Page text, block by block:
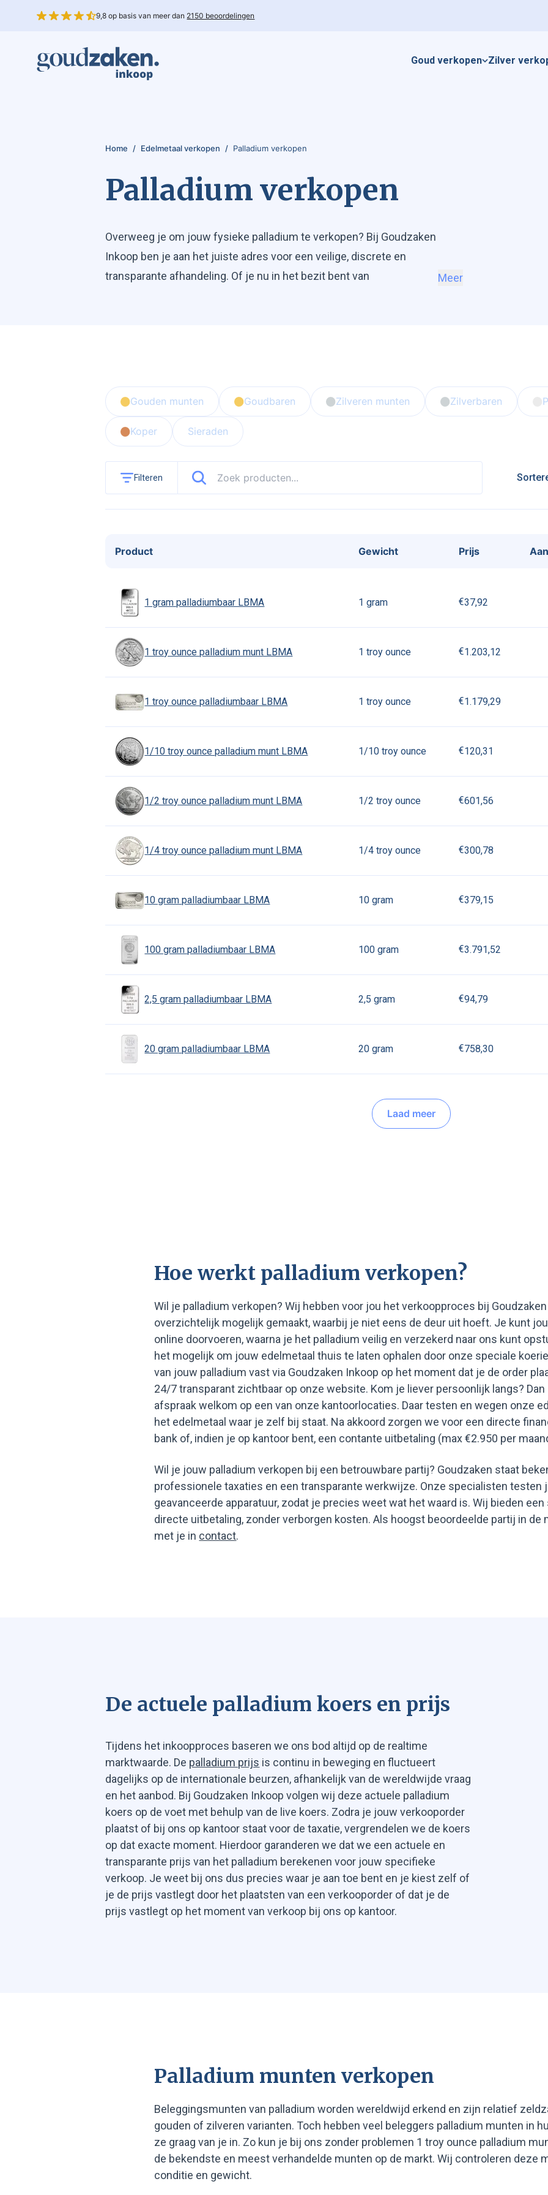
9,8 op basis van meer dan 2150 beoordelingen
Goud verkopen Zilver
Home / Edelmetaal verkopen / Palladium verkopen
Palladium verkopen
Overweeg je om jouw fysieke palladium te verkopen? Bij Goudzaken
Inkoop ben je aan het juiste adres voor een veilige, discrete en
transparante afhandeling. Of je nu in het bezit bent van
Meer
Gouden munten Goudbaren Zilveren munten Zilverbaren
Koper Sieraden
Filteren
Product Gewicht Prijs
1 gram palladiumbaar LBMA 1 gram €3
1
3
7
3
7
,9
1
9
2
1
2
1 troy ounce palladium munt LBMA 1 troy ounce €1
3
1
.2
3
2
0
3
0
3
2
3
,1
3
1
2
3
2
1 troy ounce palladiumbaar LBMA 1 troy ounce €1
5
1
.1
2
1
7
5
7
9
5
9
,2
2
2
9
5
1/10 troy ounce palladium munt LBMA 1/10 troy ounce €1
4
1
2
7
2
0
4
0
,3
7
3
1
4
1
1/2 troy ounce palladium munt LBMA 1/2 troy ounce €6
2
6
0
2
0
1
5
1
,5
5
5
6
2
6
1/4 troy ounce palladium munt LBMA 1/4 troy ounce €3
4
3
0
1
0
0
4
0
,7
1
7
8
1
8
10 gram palladiumbaar LBMA 10 gram €3
7
3
7
1
7
9
1
9
,1
7
1
5
1
5
100 gram palladiumbaar LBMA 100 gram €3
6
3
.7
9
7
9
9
9
1
6
1
,5
9
2
9
2,5 gram palladiumbaar LBMA 2,5 gram €9
9
9
4
9
4
,7
7
7
9
7
9
20 gram palladiumbaar LBMA 20 gram €7
9
5
7
8
7
,3
7
0
7
Laad meer
Hoe werkt palladium verkopen?
Wil je palladium verkopen? Wij hebben voor jou het verkoopproces bij
overzichtelijk mogelijk gemaakt, waarbij je niet eens de deur uit hoeft. Je kunt
online doorvoeren, waarna je het palladium veilig en verzekerd naar ons kunt
het mogelijk om jouw edelmetaal thuis te laten ophalen door onze speciale
van jouw palladium vast via Goudzaken Inkoop op het moment dat je de order
24/7 transparant zichtbaar op onze website. Kom je liever persoonlijk langs?
afspraak welkom op een van onze kantoorlocaties. Daar testen en wegen onze
het edelmetaal waar je zelf bij staat. Na akkoord zorgen we voor een directe
bank of, indien je op kantoor bent, een contante uitbetaling (max €2.950 per
Wil je jouw palladium verkopen bij een betrouwbare partij? Goudzaken staat
professionele taxaties en een transparante werkwijze. Onze specialisten testen
geavanceerde apparatuur, zodat je precies weet wat het waard is. Wij bieden
directe uitbetaling, zonder verborgen kosten. Als hoogst beoordeelde partij in de
met je in contact.
De actuele palladium koers en prijs
Tijdens het inkoopproces baseren we ons bod altijd op de realtime
marktwaarde. De palladium prijs is continu in beweging en fluctueert
dagelijks op de internationale beurzen, afhankelijk van de wereldwijde vraag
en het aanbod. Bij Goudzaken Inkoop volgen wij deze actuele palladium
koers op de voet met behulp van de live koers. Zodra je jouw verkooporder
plaatst of bij ons op kantoor staat voor de taxatie, vergrendelen we de koers
op dat exacte moment. Hierdoor garanderen we dat we een actuele en
transparante prijs van het palladium berekenen voor jouw specifieke
verkoop. Je weet bij ons dus precies waar je aan toe bent en je kiest zelf of
je de prijs vastlegt door het plaatsten van een verkooporder of dat je de
prijs vastlegt op het moment van verkoop bij ons op kantoor.
Palladium munten verkopen
Beleggingsmunten van palladium worden wereldwijd erkend en zijn relatief
gouden of zilveren varianten. Toch hebben veel beleggers palladium munten in
ze graag van je in. Zo kun je bij ons zonder problemen 1 troy ounce palladium
de bekendste en meest verhandelde munten op de markt. Wij controleren deze
conditie en gewicht.